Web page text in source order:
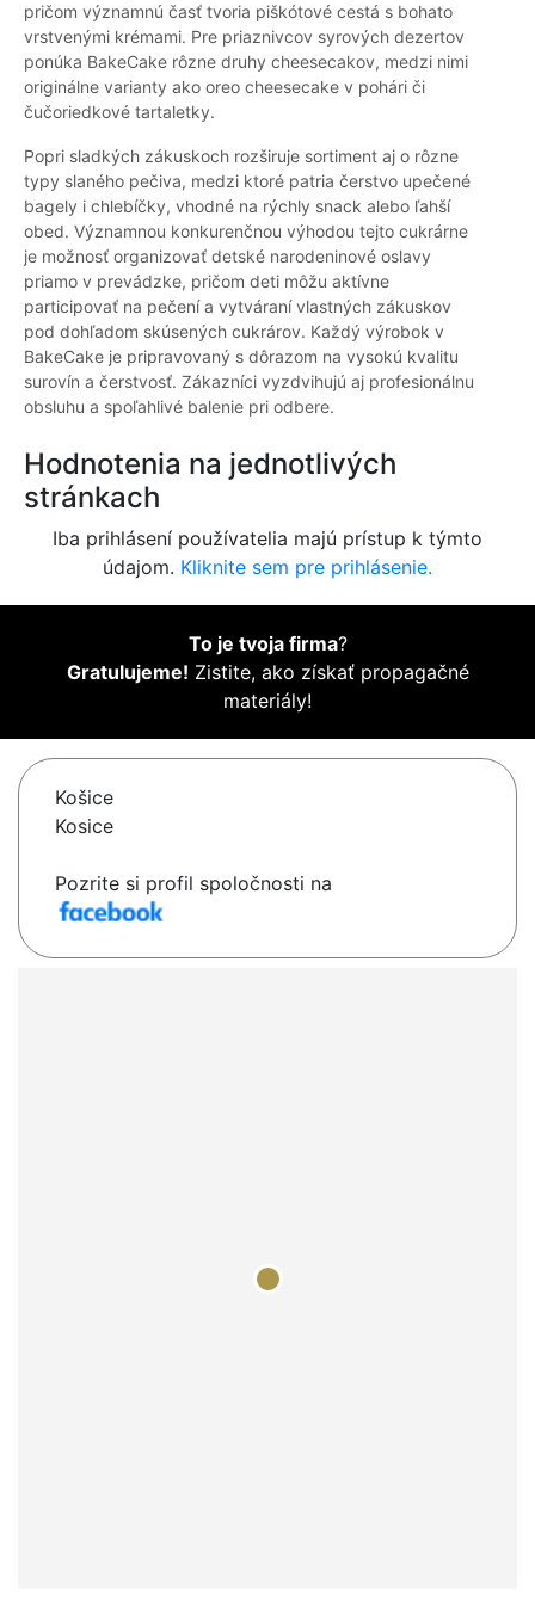
pričom významnú časť tvoria piškótové cestá s bohato
vrstvenými krémami. Pre priaznivcov syrových dezertov
ponúka BakeCake rôzne druhy cheesecakov, medzi nimi
originálne varianty ako oreo cheesecake v pohári či
čučoriedkové tartaletky.
Popri sladkých zákuskoch rozširuje sortiment aj o rôzne
typy slaného pečiva, medzi ktoré patria čerstvo upečené
bagely i chlebíčky, vhodné na rýchly snack alebo ľahší
obed. Významnou konkurenčnou výhodou tejto cukrárne
je možnosť organizovať detské narodeninové oslavy
priamo v prevádzke, pričom deti môžu aktívne
participovať na pečení a vytváraní vlastných zákuskov
pod dohľadom skúsených cukrárov. Každý výrobok v
BakeCake je pripravovaný s dôrazom na vysokú kvalitu
surovín a čerstvosť. Zákazníci vyzdvihujú aj profesionálnu
obsluhu a spoľahlivé balenie pri odbere.
Hodnotenia na jednotlivých
stránkach
Iba prihlásení používatelia majú prístup k týmto
údajom. Kliknite sem pre prihlásenie.
To je tvoja firma?
Gratulujeme! Zistite, ako získať propagačné
materiály!
Košice
Kosice
Pozrite si profil spoločnosti na